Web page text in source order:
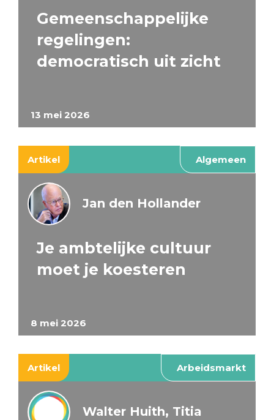
13 mei 2026
Gemeenschappelijke
regelingen:
democratisch uit zicht
Artikel Algemeen
8 mei 2026
Jan den Hollander
Je ambtelijke cultuur
moet je koesteren
Artikel Arbeidsmarkt
Walter Huith, Titia